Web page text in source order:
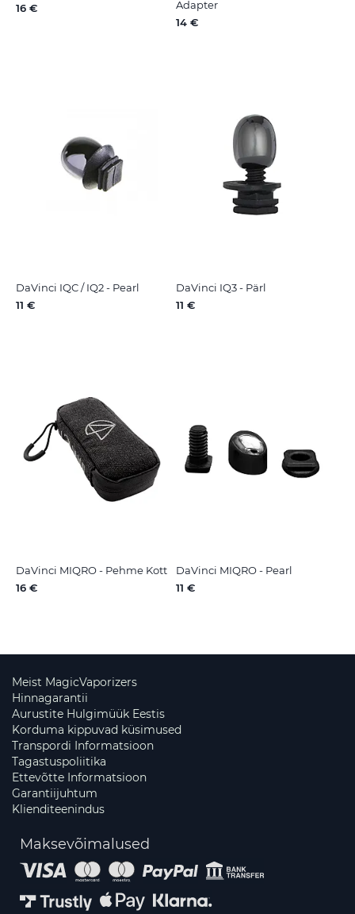
16 €
Adapter
14 €
DaVinci IQC / IQ2 - Pearl
11 €
DaVinci IQ3 - Pärl
11 €
DaVinci MIQRO - Pehme Kott
16 €
DaVinci MIQRO - Pearl
11 €
Meist MagicVaporizers
Hinnagarantii
Aurustite Hulgimüük Eestis
Korduma kippuvad küsimused
Transpordi Informatsioon
Tagastuspoliitika
Ettevõtte Informatsioon
Garantiijuhtum
Klienditeenindus
Maksevõimalused